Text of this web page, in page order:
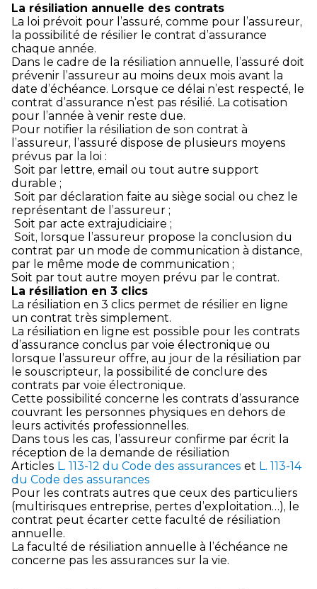
La résiliation annuelle des contrats
La loi prévoit pour l’assuré, comme pour l’assureur,
la possibilité de résilier le contrat d’assurance
chaque année.
Dans le cadre de la résiliation annuelle, l’assuré doit
prévenir l’assureur au moins deux mois avant la
date d’échéance. Lorsque ce délai n’est respecté, le
contrat d’assurance n’est pas résilié. La cotisation
pour l’année à venir reste due.
Pour notifier la résiliation de son contrat à
l’assureur, l’assuré dispose de plusieurs moyens
prévus par la loi :
Soit par lettre, email ou tout autre support
durable ;
Soit par déclaration faite au siège social ou chez le
représentant de l’assureur ;
Soit par acte extrajudiciaire ;
Soit, lorsque l’assureur propose la conclusion du
contrat par un mode de communication à distance,
par le même mode de communication ;
Soit par tout autre moyen prévu par le contrat.
La résiliation en 3 clics
La résiliation en 3 clics permet de résilier en ligne
un contrat très simplement.
La résiliation en ligne est possible pour les contrats
d’assurance conclus par voie électronique ou
lorsque l’assureur offre, au jour de la résiliation par
le souscripteur, la possibilité de conclure des
contrats par voie électronique.
Cette possibilité concerne les contrats d’assurance
couvrant les personnes physiques en dehors de
leurs activités professionnelles.
Dans tous les cas, l’assureur confirme par écrit la
réception de la demande de résiliation
Articles L. 113-12 du Code des assurances et L. 113-14
du Code des assurances
Pour les contrats autres que ceux des particuliers
(multirisques entreprise, pertes d’exploitation…), le
contrat peut écarter cette faculté de résiliation
annuelle.
La faculté de résiliation annuelle à l’échéance ne
concerne pas les assurances sur la vie.